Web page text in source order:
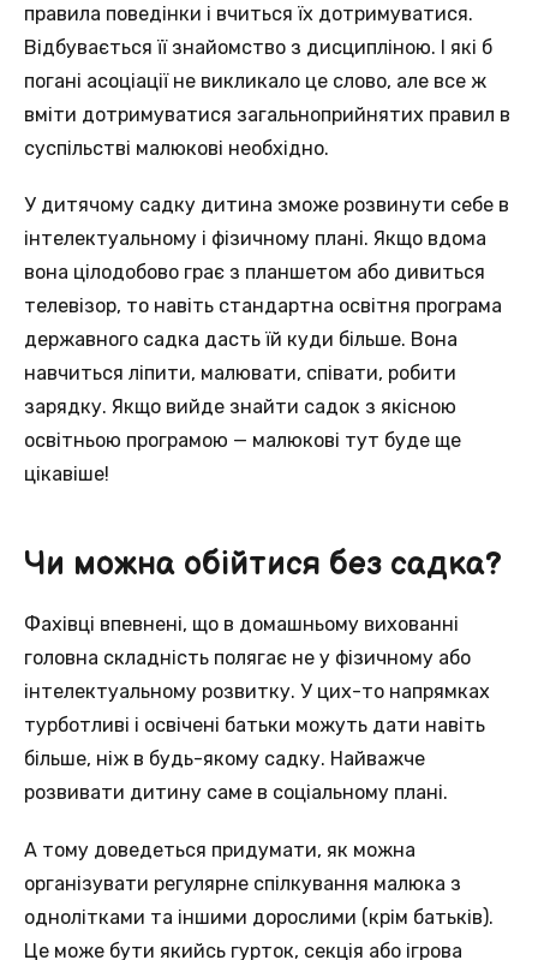
правила поведінки і вчиться їх дотримуватися.
Відбувається її знайомство з дисципліною. І які б
погані асоціації не викликало це слово, але все ж
вміти дотримуватися загальноприйнятих правил в
суспільстві малюкові необхідно.
У дитячому садку дитина зможе розвинути себе в
інтелектуальному і фізичному плані. Якщо вдома
вона цілодобово грає з планшетом або дивиться
телевізор, то навіть стандартна освітня програма
державного садка дасть їй куди більше. Вона
навчиться ліпити, малювати, співати, робити
зарядку. Якщо вийде знайти садок з якісною
освітньою програмою — малюкові тут буде ще
цікавіше!
Чи можна обійтися без садка?
Фахівці впевнені, що в домашньому вихованні
головна складність полягає не у фізичному або
інтелектуальному розвитку. У цих-то напрямках
турботливі і освічені батьки можуть дати навіть
більше, ніж в будь-якому садку. Найважче
розвивати дитину саме в соціальному плані.
А тому доведеться придумати, як можна
організувати регулярне спілкування малюка з
однолітками та іншими дорослими (крім батьків).
Це може бути якийсь гурток, секція або ігрова